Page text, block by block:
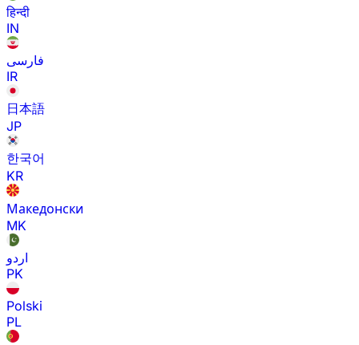
हिन्दी
IN
فارسی
IR
日本語
JP
한국어
KR
Македонски
MK
اردو
PK
Polski
PL